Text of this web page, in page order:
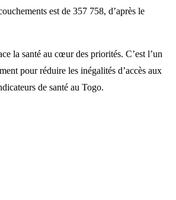
est de 357 758, d’après le
la santé au cœur des priorités. C’est l’un
pour réduire les inégalités d’accès aux
de santé au Togo.